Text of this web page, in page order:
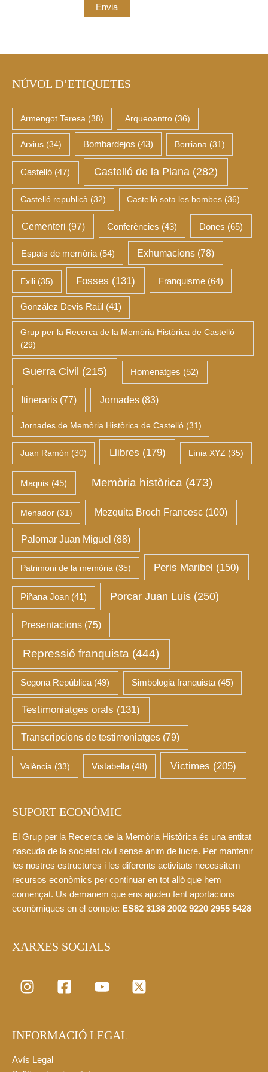
NÚVOL D’ETIQUETES
Armengot Teresa (38) Arqueoantro(36)
Arxius(34) Bombardejos (43) Borriana (31)
Castelló (47) Castelló de la Plana(282)
Castelló republicà(32) Castelló sota les bombes (36)
Cementeri (97) Conferències (43) Dones (65)
Espais de memòria(54) Exhumacions (78)
Exili(35) Fosses (131) Franquisme(64)
González Devis Raül (41)
Grup per la Recerca de la Memòria Històrica de Castelló
(29)
Guerra Civil (215) Homenatges (52)
Itineraris (77) Jornades(83)
Jornades de Memòria Històrica de Castelló(31)
Juan Ramón (30) Llibres (179) Línia XYZ (35)
Maquis (45) Memòria històrica (473)
Menador(31) Mezquita Broch Francesc(100)
Palomar Juan Miguel (88)
Patrimoni de la memòria (35) Peris Maribel (150)
Piñana Joan (41) Porcar Juan Luis (250)
Presentacions (75)
Repressió franquista(444)
Segona República (49) Simbologia franquista (45)
Testimoniatges orals (131)
Transcripcions de testimoniatges (79)
València (33) Vistabella(48) Víctimes (205)
SUPORT ECONÒMIC
El Grup per la Recerca de la Memòria Històrica és una entitat
nascuda de la societat civil sense ànim de lucre. Per mantenir
les nostres estructures i les diferents activitats necessitem
recursos econòmics per continuar en tot allò que hem
començat. Us demanem que ens ajudeu fent aportacions
econòmiques en el compte: ES82 3138 2002 9220 2955 5428
XARXES SOCIALS
INFORMACIÓ LEGAL
Avís Legal